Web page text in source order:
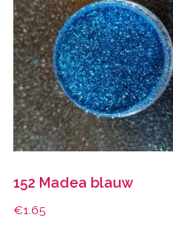
152 Madea blauw
€1.65